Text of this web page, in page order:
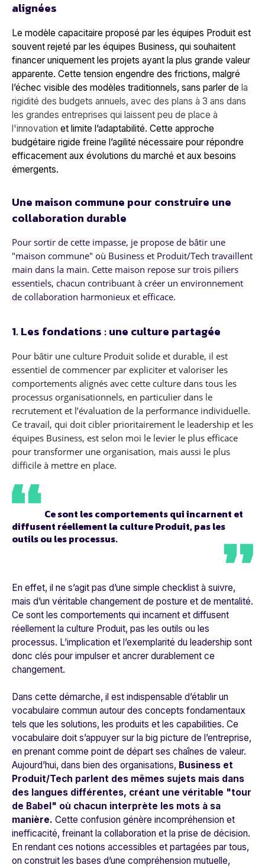
alignées
Le modèle capacitaire proposé par les équipes Produit est
souvent rejeté par les équipes Business, qui souhaitent
financer uniquement les projets ayant la plus grande valeur
apparente. Cette tension engendre des frictions, malgré
l’échec visible des modèles traditionnels, sans parler de la
rigidité des budgets annuels, avec des plans à 3 ans dans
les grandes entreprises qui laissent peu de place à
l'innovation et limite l’adaptabilité. Cette approche
budgétaire rigide freine l’agilité nécessaire pour répondre
efficacement aux évolutions du marché et aux besoins
émergents.
Une maison commune pour construire une
collaboration durable
Pour sortir de cette impasse, je propose de bâtir une
"maison commune" où Business et Produit/Tech travaillent
main dans la main. Cette maison repose sur trois piliers
essentiels, chacun contribuant à créer un environnement
de collaboration harmonieux et efficace.
1. Les fondations : une culture partagée
Pour bâtir une culture Produit solide et durable, il est
essentiel de commencer par expliciter et valoriser les
comportements alignés avec cette culture dans tous les
processus organisationnels, en particulier dans le
recrutement et l’évaluation de la performance individuelle.
Ce travail, qui doit cibler prioritairement le leadership et les
équipes Business, est selon moi le levier le plus efficace
pour transformer une organisation, mais aussi le plus
difficile à mettre en place.
Ce sont les comportements qui incarnent et
diffusent réellement la culture Produit, pas les
outils ou les processus.
En effet, il ne s’agit pas d’une simple checklist à suivre,
mais d’un véritable changement de posture et de mentalité.
Ce sont les comportements qui incarnent et diffusent
réellement la culture Produit, pas les outils ou les
processus. L’implication et l’exemplarité du leadership sont
donc clés pour impulser et ancrer durablement ce
changement.
Dans cette démarche, il est indispensable d’établir un
vocabulaire commun autour des concepts fondamentaux
tels que les solutions, les produits et les capabilities. Ce
vocabulaire doit s’appuyer sur la big picture de l’entreprise,
en prenant comme point de départ ses chaînes de valeur.
Aujourd’hui, dans bien des organisations, Business et
Produit/Tech parlent des mêmes sujets mais dans
des langues différentes, créant une véritable "tour
de Babel" où chacun interprète les mots à sa
manière. Cette confusion génère incompréhension et
inefficacité, freinant la collaboration et la prise de décision.
En rendant ces notions accessibles et partagées par tous,
on construit les bases d’une compréhension mutuelle,